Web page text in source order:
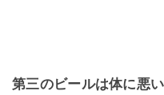
第三のビールは体に悪